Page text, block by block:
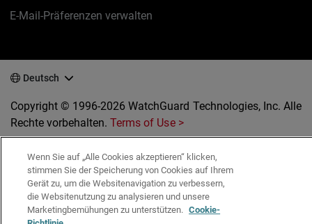
E-Mail-Präferenzen verwalten
Deutsch
Copyright © 1996-2026 WatchGuard Technologies, Inc. Alle
Rechte vorbehalten.Terms of Use >
Wenn Sie auf „Alle Cookies akzeptieren“ klicken,
stimmen Sie der Speicherung von Cookies auf Ihrem
Gerät zu, um die Websitenavigation zu verbessern,
die Websitenutzung zu analysieren und unsere
Marketingbemühungen zu unterstützen. Cookie-